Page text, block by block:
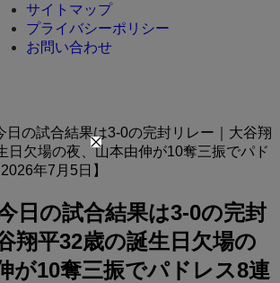
サイトマップ
プライバシーポリシー
お問い合わせ
日の試合結果は3-0の完封リレー｜大谷翔
日欠場の夜、山本由伸が10奪三振でパド
年7月5日】
日の試合結果は3-0の完封
翔平32歳の誕生日欠場の
が10奪三振でパドレス8連